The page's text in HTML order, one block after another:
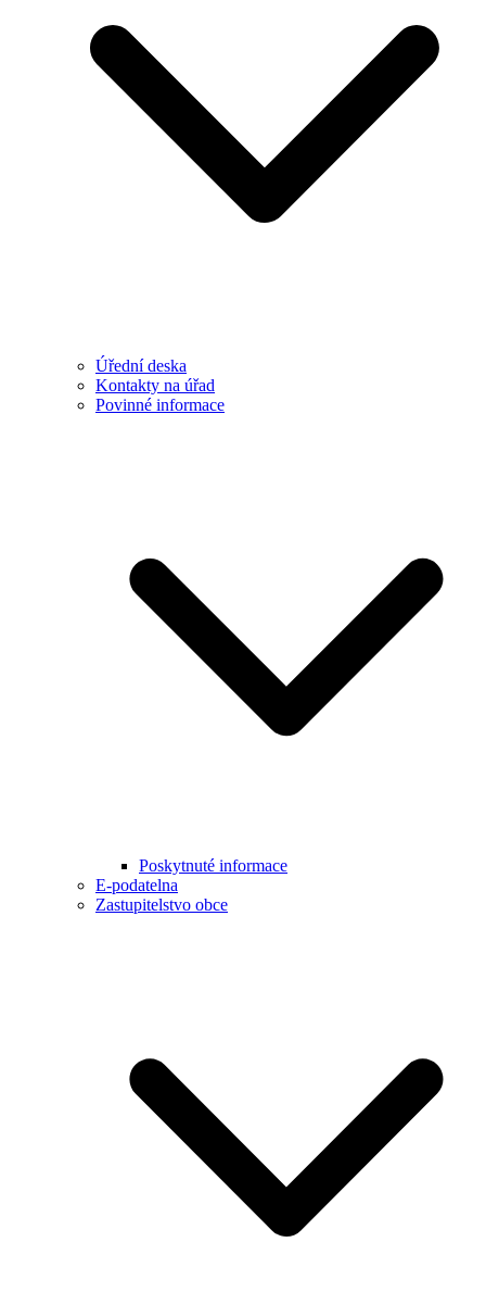
Úřední deska
Kontakty na úřad
Povinné informace
Poskytnuté informace
E-podatelna
Zastupitelstvo obce